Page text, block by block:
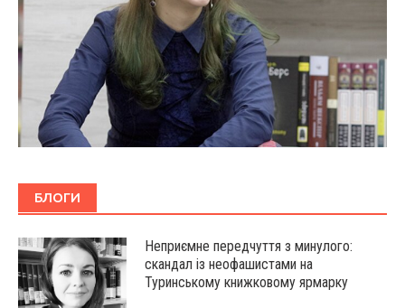
БЛОГИ
Неприємне передчуття з минулого:
скандал із неофашистами на
Туринському книжковому ярмарку